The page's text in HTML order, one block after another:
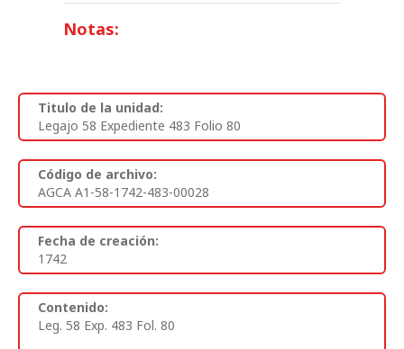
Notas:
Titulo de la unidad:
Legajo 58 Expediente 483 Folio 80
Código de archivo:
AGCA A1-58-1742-483-00028
Fecha de creación:
1742
Contenido:
Leg. 58 Exp. 483 Fol. 80